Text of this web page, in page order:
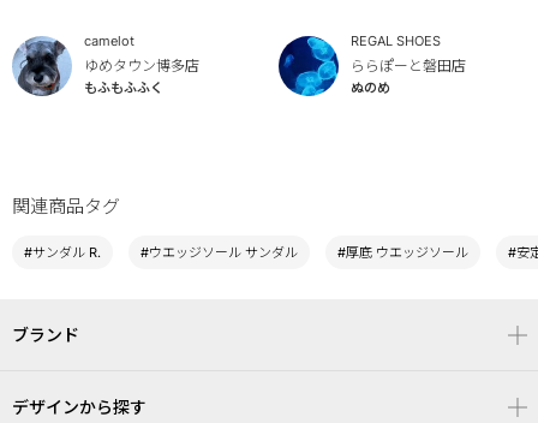
camelot
ゆめタウン博多店
もふもふふく
REGAL SHOES
ららぽーと磐田店
ぬのめ
関連商品タグ
#サンダル R. #ウエッジソール サンダル #厚底 ウエッジソール #安
ブランド
デザインから探す